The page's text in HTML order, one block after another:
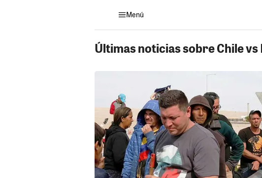
Menú
Últimas noticias sobre Chile vs